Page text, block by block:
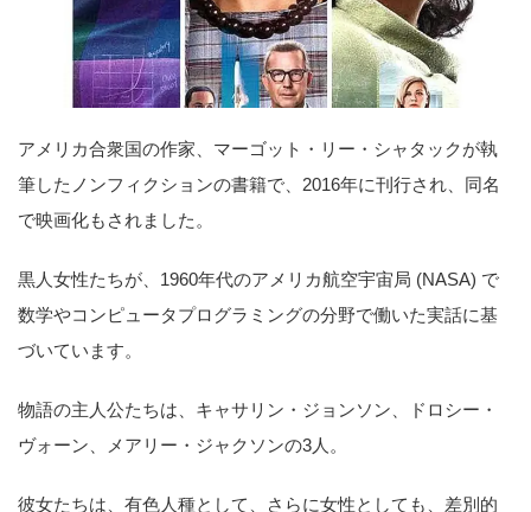
アメリカ合衆国の作家、マーゴット・リー・シャタックが執
筆したノンフィクションの書籍で、2016年に刊行され、同名
で映画化もされました。
黒人女性たちが、1960年代のアメリカ航空宇宙局 (NASA) で
数学やコンピュータプログラミングの分野で働いた実話に基
づいています。
物語の主人公たちは、キャサリン・ジョンソン、ドロシー・
ヴォーン、メアリー・ジャクソンの3人。
彼女たちは、有色人種として、さらに女性としても、差別的